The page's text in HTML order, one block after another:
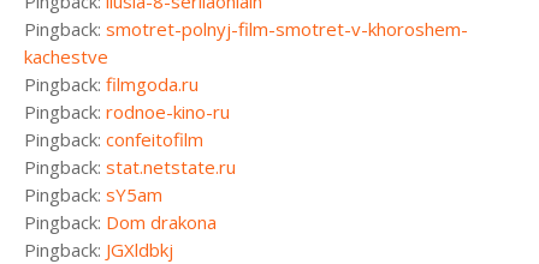
Pingback: smotret-polnyj-film-smotret-v-khoroshem-
kachestve
Pingback: filmgoda.ru
Pingback: rodnoe-kino-ru
Pingback: confeitofilm
Pingback: stat.netstate.ru
Pingback: sY5am
Pingback: Dom drakona
Pingback: JGXldbkj